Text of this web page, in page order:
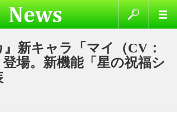
』新キャラ「マイ（CV：
場。新機能「星の祝福シ